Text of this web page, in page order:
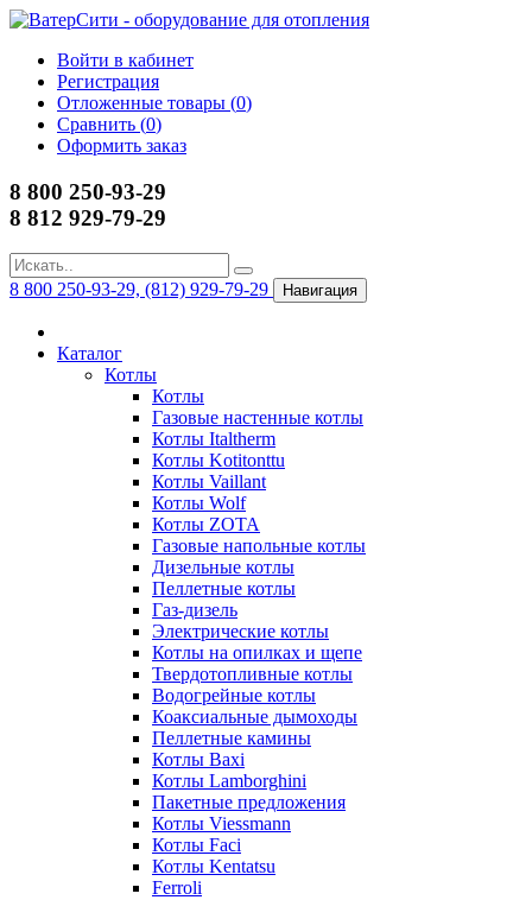
Войти в кабинет
Регистрация
Отложенные товары (0)
Сравнить (0)
Оформить заказ
8 800 250-93-29
8 812 929-79-29
8 800 250-93-29, (812) 929-79-29 Навигация
Каталог
Котлы
Котлы
Газовые настенные котлы
Котлы Italtherm
Котлы Kotitonttu
Котлы Vaillant
Котлы Wolf
Котлы ZOTA
Газовые напольные котлы
Дизельные котлы
Пеллетные котлы
Газ-дизель
Электрические котлы
Котлы на опилках и щепе
Твердотопливные котлы
Водогрейные котлы
Коаксиальные дымоходы
Пеллетные камины
Котлы Baxi
Котлы Lamborghini
Пакетные предложения
Котлы Viessmann
Котлы Faci
Котлы Kentatsu
Ferroli